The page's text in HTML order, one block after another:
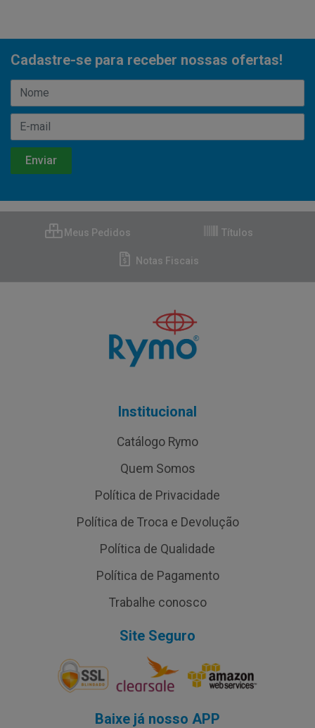
Cadastre-se para receber nossas ofertas!
Meus Pedidos Títulos
Notas Fiscais
Institucional
Catálogo Rymo
Quem Somos
Política de Privacidade
Política de Troca e Devolução
Política de Qualidade
Política de Pagamento
Trabalhe conosco
Site Seguro
Baixe já nosso APP